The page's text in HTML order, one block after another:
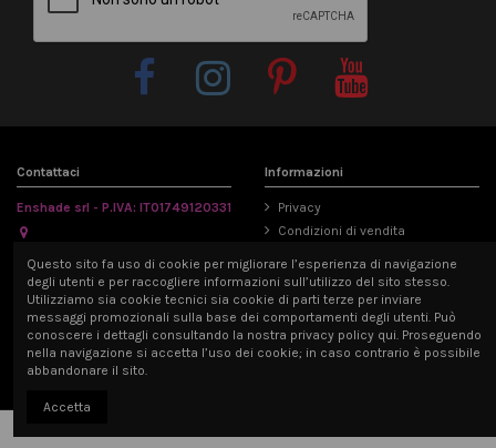
Contattaci
Enshade srl - P.IVA: IT01749120331
Piacenza, Italia
info@enshade.it
P.IVA: IT01749120331
Informazioni
Privacy
Condizioni di vendita
Mappa del sito
Questo sito fa uso di cookie per migliorare l’esperienza di navigazione
degli utenti e per raccogliere informazioni sull’utilizzo del sito stesso.
Utilizziamo sia cookie tecnici sia cookie di parti terze per inviare
messaggi promozionali sulla base dei comportamenti degli utenti. Può
conoscere i dettagli consultando la nostra privacy policy qui. Proseguendo
nella navigazione si accetta l’uso dei cookie; in caso contrario è possibile
abbandonare il sito.
Accetta